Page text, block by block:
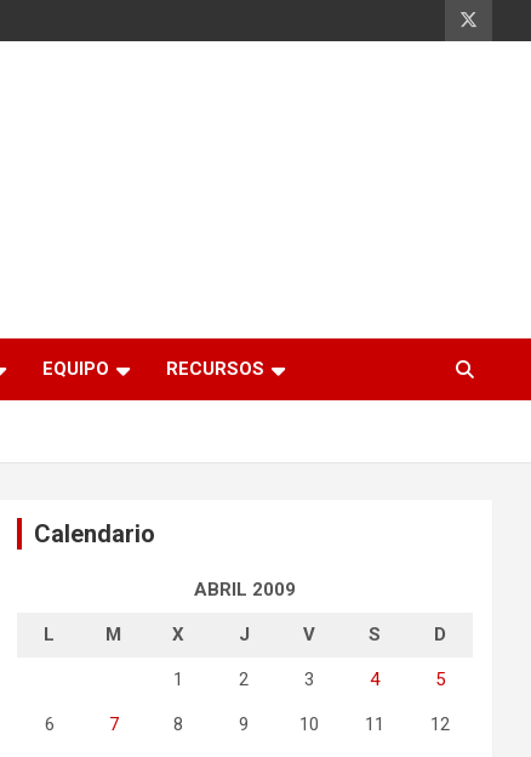
EQUIPO RECURSOS
Calendario
ABRIL 2009
L M X J V S D
1 2 3 4 5
6 7 8 9 10 11 12